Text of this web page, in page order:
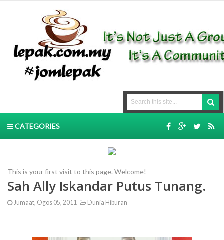
CATEGORIES
This is your first visit to this page. Welcome!
Sah Ally Iskandar Putus Tunang.
Jumaat, Ogos 05, 2011 Dunia Hiburan